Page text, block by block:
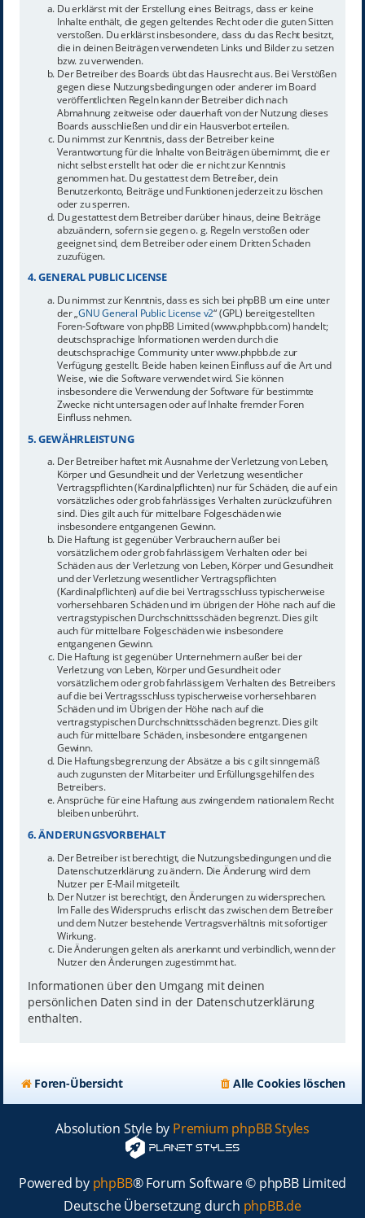
Du erklärst mit der Erstellung eines Beitrags, dass er keine
Inhalte enthält, die gegen geltendes Recht oder die guten Sitten
verstoßen. Du erklärst insbesondere, dass du das Recht besitzt,
die in deinen Beiträgen verwendeten Links und Bilder zu setzen
bzw. zu verwenden.
Der Betreiber des Boards übt das Hausrecht aus. Bei Verstößen
gegen diese Nutzungsbedingungen oder anderer im Board
veröffentlichten Regeln kann der Betreiber dich nach
Abmahnung zeitweise oder dauerhaft von der Nutzung dieses
Boards ausschließen und dir ein Hausverbot erteilen.
Du nimmst zur Kenntnis, dass der Betreiber keine
Verantwortung für die Inhalte von Beiträgen übernimmt, die er
nicht selbst erstellt hat oder die er nicht zur Kenntnis
genommen hat. Du gestattest dem Betreiber, dein
Benutzerkonto, Beiträge und Funktionen jederzeit zu löschen
oder zu sperren.
Du gestattest dem Betreiber darüber hinaus, deine Beiträge
abzuändern, sofern sie gegen o. g. Regeln verstoßen oder
geeignet sind, dem Betreiber oder einem Dritten Schaden
zuzufügen.
4. GENERAL PUBLIC LICENSE
Du nimmst zur Kenntnis, dass es sich bei phpBB um eine unter
der „GNU General Public License v2“ (GPL) bereitgestellten
Foren-Software von phpBB Limited (www.phpbb.com) handelt;
deutschsprachige Informationen werden durch die
deutschsprachige Community unter www.phpbb.de zur
Verfügung gestellt. Beide haben keinen Einfluss auf die Art und
Weise, wie die Software verwendet wird. Sie können
insbesondere die Verwendung der Software für bestimmte
Zwecke nicht untersagen oder auf Inhalte fremder Foren
Einfluss nehmen.
5. GEWÄHRLEISTUNG
Der Betreiber haftet mit Ausnahme der Verletzung von Leben,
Körper und Gesundheit und der Verletzung wesentlicher
Vertragspflichten (Kardinalpflichten) nur für Schäden, die auf ein
vorsätzliches oder grob fahrlässiges Verhalten zurückzuführen
sind. Dies gilt auch für mittelbare Folgeschäden wie
insbesondere entgangenen Gewinn.
Die Haftung ist gegenüber Verbrauchern außer bei
vorsätzlichem oder grob fahrlässigem Verhalten oder bei
Schäden aus der Verletzung von Leben, Körper und Gesundheit
und der Verletzung wesentlicher Vertragspflichten
(Kardinalpflichten) auf die bei Vertragsschluss typischerweise
vorhersehbaren Schäden und im übrigen der Höhe nach auf die
vertragstypischen Durchschnittsschäden begrenzt. Dies gilt
auch für mittelbare Folgeschäden wie insbesondere
entgangenen Gewinn.
Die Haftung ist gegenüber Unternehmern außer bei der
Verletzung von Leben, Körper und Gesundheit oder
vorsätzlichem oder grob fahrlässigem Verhalten des Betreibers
auf die bei Vertragsschluss typischerweise vorhersehbaren
Schäden und im Übrigen der Höhe nach auf die
vertragstypischen Durchschnittsschäden begrenzt. Dies gilt
auch für mittelbare Schäden, insbesondere entgangenen
Gewinn.
Die Haftungsbegrenzung der Absätze a bis c gilt sinngemäß
auch zugunsten der Mitarbeiter und Erfüllungsgehilfen des
Betreibers.
Ansprüche für eine Haftung aus zwingendem nationalem Recht
bleiben unberührt.
6. ÄNDERUNGSVORBEHALT
Der Betreiber ist berechtigt, die Nutzungsbedingungen und die
Datenschutzerklärung zu ändern. Die Änderung wird dem
Nutzer per E-Mail mitgeteilt.
Der Nutzer ist berechtigt, den Änderungen zu widersprechen.
Im Falle des Widerspruchs erlischt das zwischen dem Betreiber
und dem Nutzer bestehende Vertragsverhältnis mit sofortiger
Wirkung.
Die Änderungen gelten als anerkannt und verbindlich, wenn der
Nutzer den Änderungen zugestimmt hat.
Informationen über den Umgang mit deinen
persönlichen Daten sind in der Datenschutzerklärung
enthalten.
Foren-Übersicht Alle Cookies löschen
Absolution Style by Premium phpBB Styles
Powered by phpBB® Forum Software © phpBB Limited
Deutsche Übersetzung durch phpBB.de